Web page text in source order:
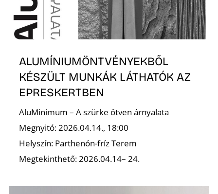
ALUMÍNIUMÖNTVÉNYEKBŐL
KÉSZÜLT MUNKÁK LÁTHATÓK AZ
EPRESKERTBEN
AluMinimum – A szürke ötven árnyalata
Megnyitó: 2026.04.14., 18:00
Helyszín: Parthenón-fríz Terem
Megtekinthető: 2026.04.14– 24.